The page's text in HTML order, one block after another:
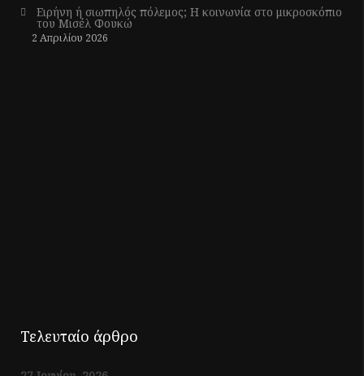
Ειρήνη ή σιωπηλός πόλεμος; Η κοινωνία στο μικροσκόπιο
του Μισέλ Φουκώ
2 Απριλίου 2026
Τελευταίο άρθρο